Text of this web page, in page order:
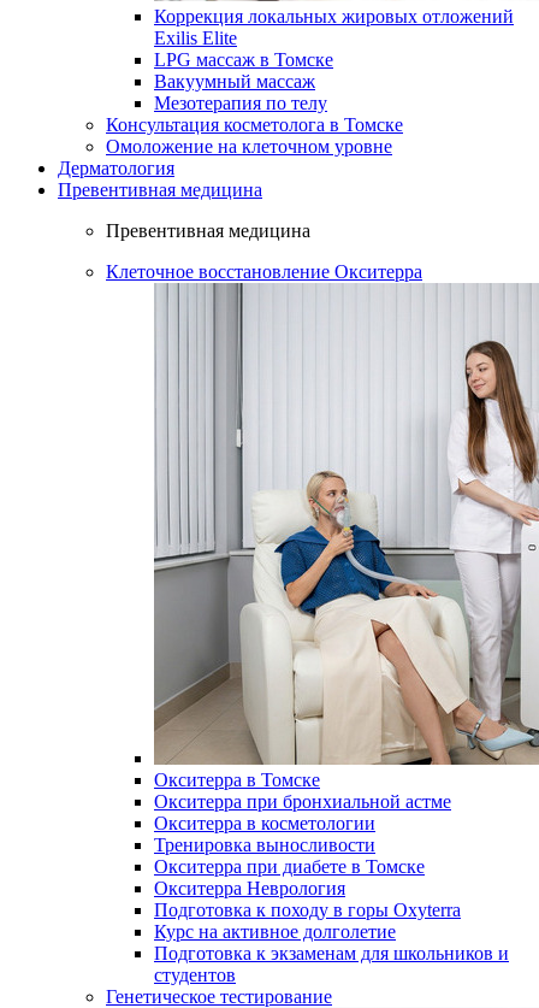
Коррекция локальных жировых отложений
Exilis Elite
LPG массаж в Томске
Вакуумный массаж
Мезотерапия по телу
Консультация косметолога в Томске
Омоложение на клеточном уровне
Дерматология
Превентивная медицина
Превентивная медицина
Клеточное восстановление Окситерра
Окситерра в Томске
Окситерра при бронхиальной астме
Окситерра в косметологии
Тренировка выносливости
Окситерра при диабете в Томске
Окситерра Неврология
Подготовка к походу в горы Oxyterra
Курс на активное долголетие
Подготовка к экзаменам для школьников и
студентов
Генетическое тестирование